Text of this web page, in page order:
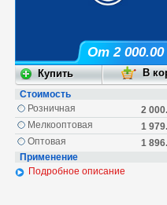
От 2 000.00
Стоимость
2
Розничная
1
Мелкооптовая
1
Оптовая
Применение
Подробное описание